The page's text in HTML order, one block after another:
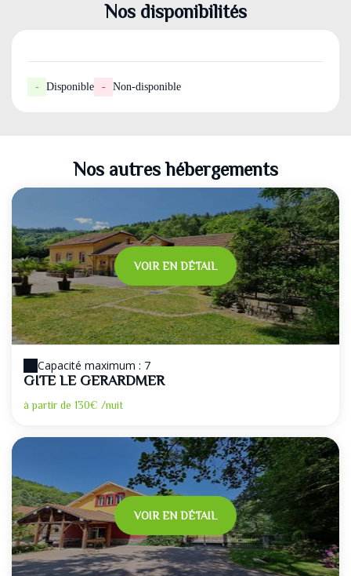
Nos disponibilités
- Disponible - Non-disponible
Nos autres hébergements
VOIR EN DÉTAIL
Capacité maximum : 7
GITE LE GERARDMER
à partir de 130€ /nuit
VOIR EN DÉTAIL